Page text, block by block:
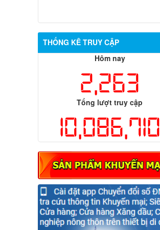
THỐNG KÊ TRUY CẬP
Hôm nay
2,263
Tổng lượt truy cập
10,086,710